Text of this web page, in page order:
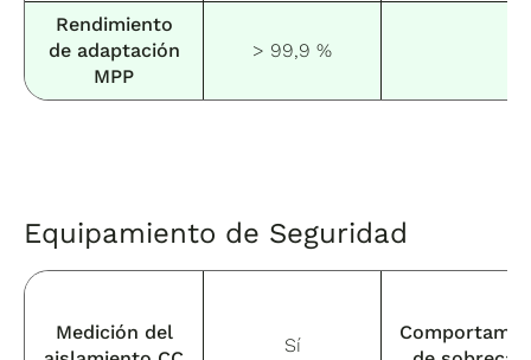
Rendimiento
de adaptación
MPP
> 99,9 %
Equipamiento de Seguridad
Medición del
Sí